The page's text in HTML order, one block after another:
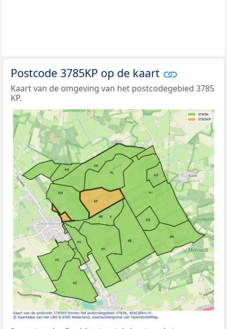
Postcode 3785KP op de kaart
Kaart van de omgeving van het postcodegebied 3785
KP.